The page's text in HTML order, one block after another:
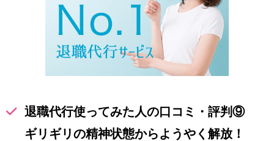
退職代行使ってみた人の口コミ・評判⑨
ギリギリの精神状態からようやく解放！